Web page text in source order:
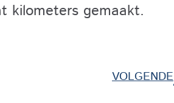
kilometers gemaakt.
VOLGENDE